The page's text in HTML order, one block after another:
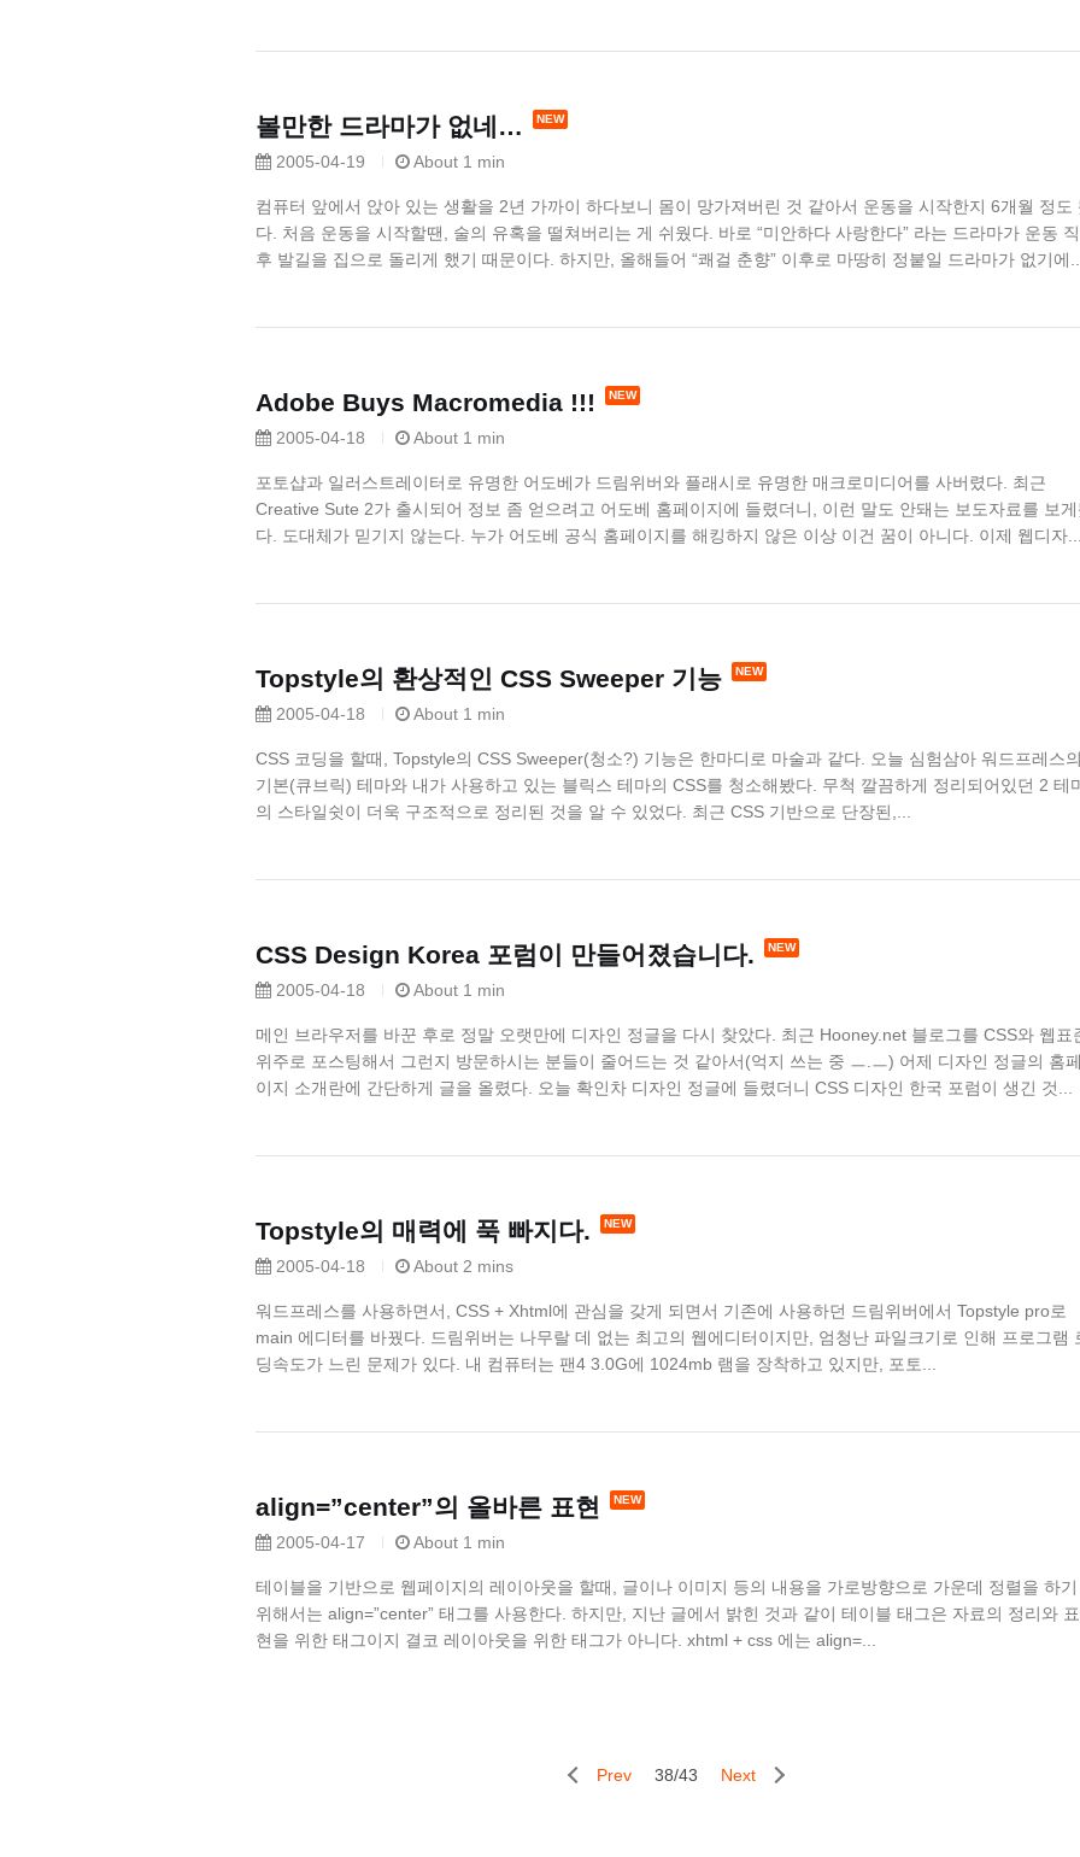
볼만한 드라마가 없네…
2005-04-19 About 1 min
컴퓨터 앞에서 앉아 있는 생활을 2년 가까이 하다보니 몸이 망가져버린 것 같아서 운동을 시작한지 6개월 정도
다. 처음 운동을 시작할땐, 술의 유혹을 떨쳐버리는 게 쉬웠다. 바로 “미안하다 사랑한다” 라는 드라마가 운동 직
후 발길을 집으로 돌리게 했기 때문이다. 하지만, 올해들어 “쾌걸 춘향” 이후로 마땅히 정붙일 드라마가 없기에
Adobe Buys Macromedia !!!
2005-04-18 About 1 min
포토샵과 일러스트레이터로 유명한 어도베가 드림위버와 플래시로 유명한 매크로미디어를 사버렸다. 최근
Creative Sute 2가 출시되어 정보 좀 얻으려고 어도베 홈페이지에 들렸더니, 이런 말도 안돼는 보도자료를 보
다. 도대체가 믿기지 않는다. 누가 어도베 공식 홈페이지를 해킹하지 않은 이상 이건 꿈이 아니다. 이제 웹디자
Topstyle의 환상적인 CSS Sweeper 기능
2005-04-18 About 1 min
CSS 코딩을 할때, Topstyle의 CSS Sweeper(청소?) 기능은 한마디로 마술과 같다. 오늘 심험삼아 워드프레스
기본(큐브릭) 테마와 내가 사용하고 있는 블릭스 테마의 CSS를 청소해봤다. 무척 깔끔하게 정리되어있던 2 테
의 스타일쉿이 더욱 구조적으로 정리된 것을 알 수 있었다. 최근 CSS 기반으로 단장된,...
CSS Design Korea 포럼이 만들어졌습니다.
2005-04-18 About 1 min
메인 브라우저를 바꾼 후로 정말 오랫만에 디자인 정글을 다시 찾았다. 최근 Hooney.net 블로그를 CSS와 웹표
위주로 포스팅해서 그런지 방문하시는 분들이 줄어드는 것 같아서(억지 쓰는 중 ㅡ.ㅡ) 어제 디자인 정글의 홈
이지 소개란에 간단하게 글을 올렸다. 오늘 확인차 디자인 정글에 들렸더니 CSS 디자인 한국 포럼이 생긴 것...
Topstyle의 매력에 푹 빠지다.
2005-04-18 About 2 mins
워드프레스를 사용하면서, CSS + Xhtml에 관심을 갖게 되면서 기존에 사용하던 드림위버에서 Topstyle pro로
main 에디터를 바꿨다. 드림위버는 나무랄 데 없는 최고의 웹에디터이지만, 엄청난 파일크기로 인해 프로그램
딩속도가 느린 문제가 있다. 내 컴퓨터는 팬4 3.0G에 1024mb 램을 장착하고 있지만, 포토...
align=”center”의 올바른 표현
2005-04-17 About 1 min
테이블을 기반으로 웹페이지의 레이아웃을 할때, 글이나 이미지 등의 내용을 가로방향으로 가운데 정렬을 하기
위해서는 align=”center” 태그를 사용한다. 하지만, 지난 글에서 밝힌 것과 같이 테이블 태그은 자료의 정리와 표
현을 위한 태그이지 결코 레이아웃을 위한 태그가 아니다. xhtml + css 에는 align=...
Prev 38/43 Next